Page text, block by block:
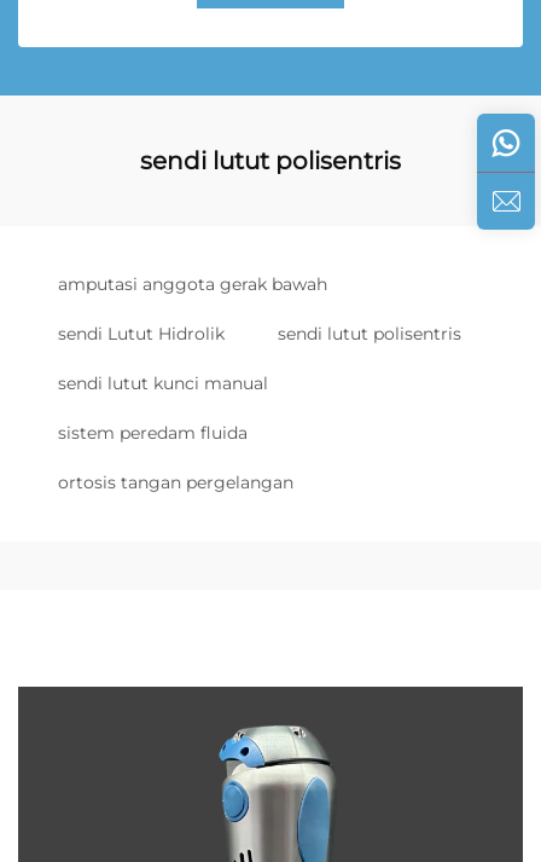
sendi lutut polisentris
amputasi anggota gerak bawah
sendi Lutut Hidrolik sendi lutut polisentris
sendi lutut kunci manual
sistem peredam fluida
ortosis tangan pergelangan